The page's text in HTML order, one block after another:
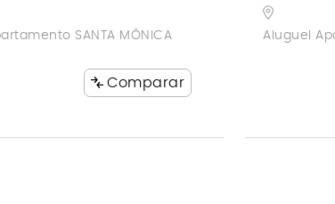
SANTA MÔNICA
Comparar
Aluguel